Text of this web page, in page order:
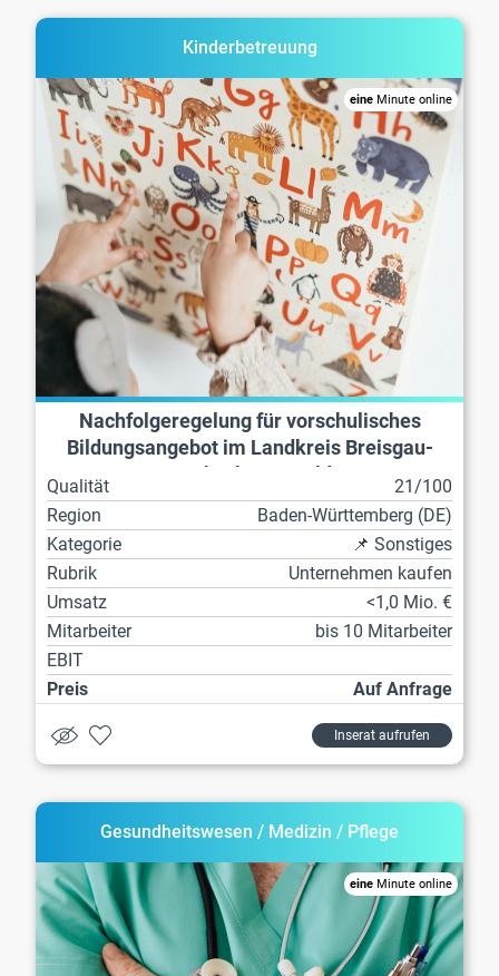
Kinderbetreuung
eine Minute online
Nachfolgeregelung für vorschulisches
Bildungsangebot im Landkreis Breisgau-
Hochschwarzwald
Qualität
21/100
Region
Baden-Württemberg (DE)
Kategorie
📌 Sonstiges
Rubrik
Unternehmen kaufen
Umsatz
<1,0 Mio. €
Mitarbeiter
bis 10 Mitarbeiter
EBIT
Preis
Auf Anfrage
Inserat aufrufen
Gesundheitswesen / Medizin / Pflege
eine Minute online